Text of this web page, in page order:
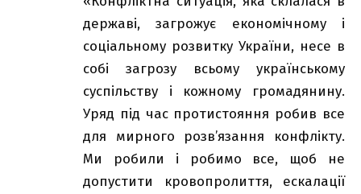
державі, загрожує економічному і
соціальному розвитку України, несе в
собі загрозу всьому українському
суспільству і кожному громадянину.
Уряд під час протистояння робив все
для мирного розв’язання конфлікту.
Ми робили і робимо все, щоб не
допустити кровопролиття, ескалації